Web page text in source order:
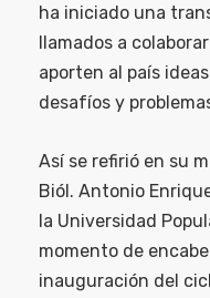
ha iniciado una
llamados a
aporten al país
desafíos y
Así se refirió en su
Biól. Antonio
la Universidad
momento de
inauguración del